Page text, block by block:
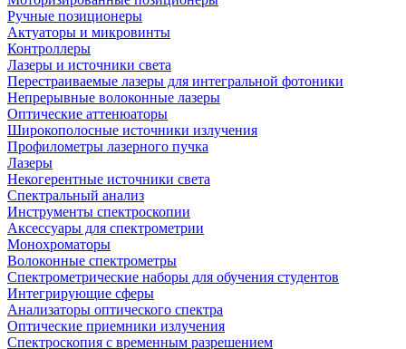
Ручные позиционеры
Актуаторы и микровинты
Контроллеры
Лазеры и источники света
Перестраиваемые лазеры для интегральной фотоники
Непрерывные волоконные лазеры
Оптические аттенюаторы
Широкополосные источники излучения
Профилометры лазерного пучка
Лазеры
Некогерентные источники света
Спектральный анализ
Инструменты спектроскопии
Аксессуары для спектрометрии
Монохроматоры
Волоконные спектрометры
Спектрометрические наборы для обучения студентов
Интегрирующие сферы
Анализаторы оптического спектра
Оптические приемники излучения
Спектроскопия с временным разрешением